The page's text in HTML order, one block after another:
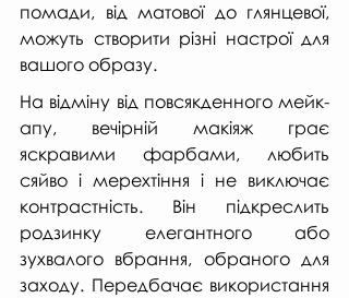
помади, від матової до глянцевої,
можуть створити різні настрої для
вашого образу.
На відміну від повсякденного мейк-
апу, вечірній макіяж грає
яскравими фарбами, любить
сяйво і мерехтіння і не виключає
контрастність. Він підкреслить
родзинку елегантного або
зухвалого вбрання, обраного для
заходу. Передбачає використання